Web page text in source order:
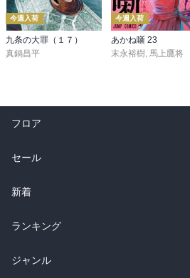
今週入荷
九条の大罪（１７）
真鍋昌平
今週入荷
あかね噺 23
末永裕樹, 馬上鷹将
フロア
総合
ラノベ
雑誌・グラビア
BL・TL
セール
総合
ラノベ
雑誌・グラビア
新着
総合
ラノベ
ランキング
総合
ジャンル